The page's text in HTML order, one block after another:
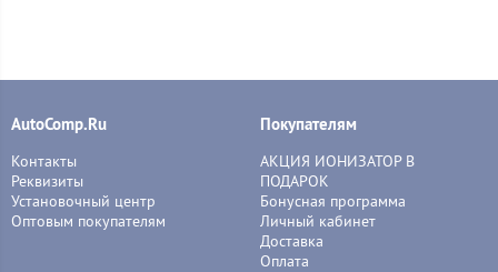
AutoComp.Ru
Контакты
Реквизиты
Установочный центр
Оптовым покупателям
Покупателям
АКЦИЯ ИОНИЗАТОР В
ПОДАРОК
Бонусная программа
Личный кабинет
Доставка
Оплата